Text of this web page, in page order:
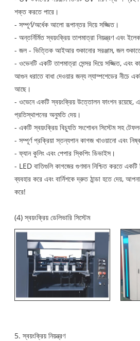
শক্ত করতে পারে।
- সম্পূর্ণ/অর্ধেক আলো রূপান্তর দিয়ে সজ্জিত।
- অন্তর্নির্মিত স্বয়ংক্রিয় তাপমাত্রা নিয়ন্ত্রণ এবং
- জল - ভিত্তিক আইআর শুকানোর সরঞ্জাম, জল শুকাতে
- ওভেনটি একটি তাপমাত্রা সেন্সর দিয়ে সজ্জিত, এবং
আগুন ধরাতে বাধা দেওয়ার জন্য ল্যাম্পশেডের নীচে
আছে।
- ওভেনে একটি স্বয়ংক্রিয় উত্তোলন ফাংশন রয়েছে,
প্রতিস্থাপনের অনুমতি দেয়।
- একটি স্বয়ংক্রিয় বিচ্যুতি সংশোধন সিস্টেম সহ
- সম্পূর্ণ প্রক্রিয়া স্তন্যপান কাগজ খাওয়ানো এবং
- ফ্যান কুলিং এবং পেপার স্কিপিং ডিভাইস।
- LED বাতিগুলি কাগজের গুণমান নিশ্চিত করতে একটি
ব্যবহার করে এবং বার্নিশকে দ্রুত ঠান্ডা হতে দেয়,
করে!
(4) স্বয়ংক্রিয় ডেলিভারি সিস্টেম
5. স্বয়ংক্রিয় নিয়ন্ত্রণ